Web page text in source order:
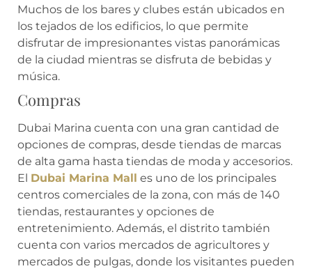
Muchos de los bares y clubes están ubicados en
los tejados de los edificios, lo que permite
disfrutar de impresionantes vistas panorámicas
de la ciudad mientras se disfruta de bebidas y
música.
Compras
Dubai Marina cuenta con una gran cantidad de
opciones de compras, desde tiendas de marcas
de alta gama hasta tiendas de moda y accesorios.
El Dubai Marina Mall es uno de los principales
centros comerciales de la zona, con más de 140
tiendas, restaurantes y opciones de
entretenimiento. Además, el distrito también
cuenta con varios mercados de agricultores y
mercados de pulgas, donde los visitantes pueden